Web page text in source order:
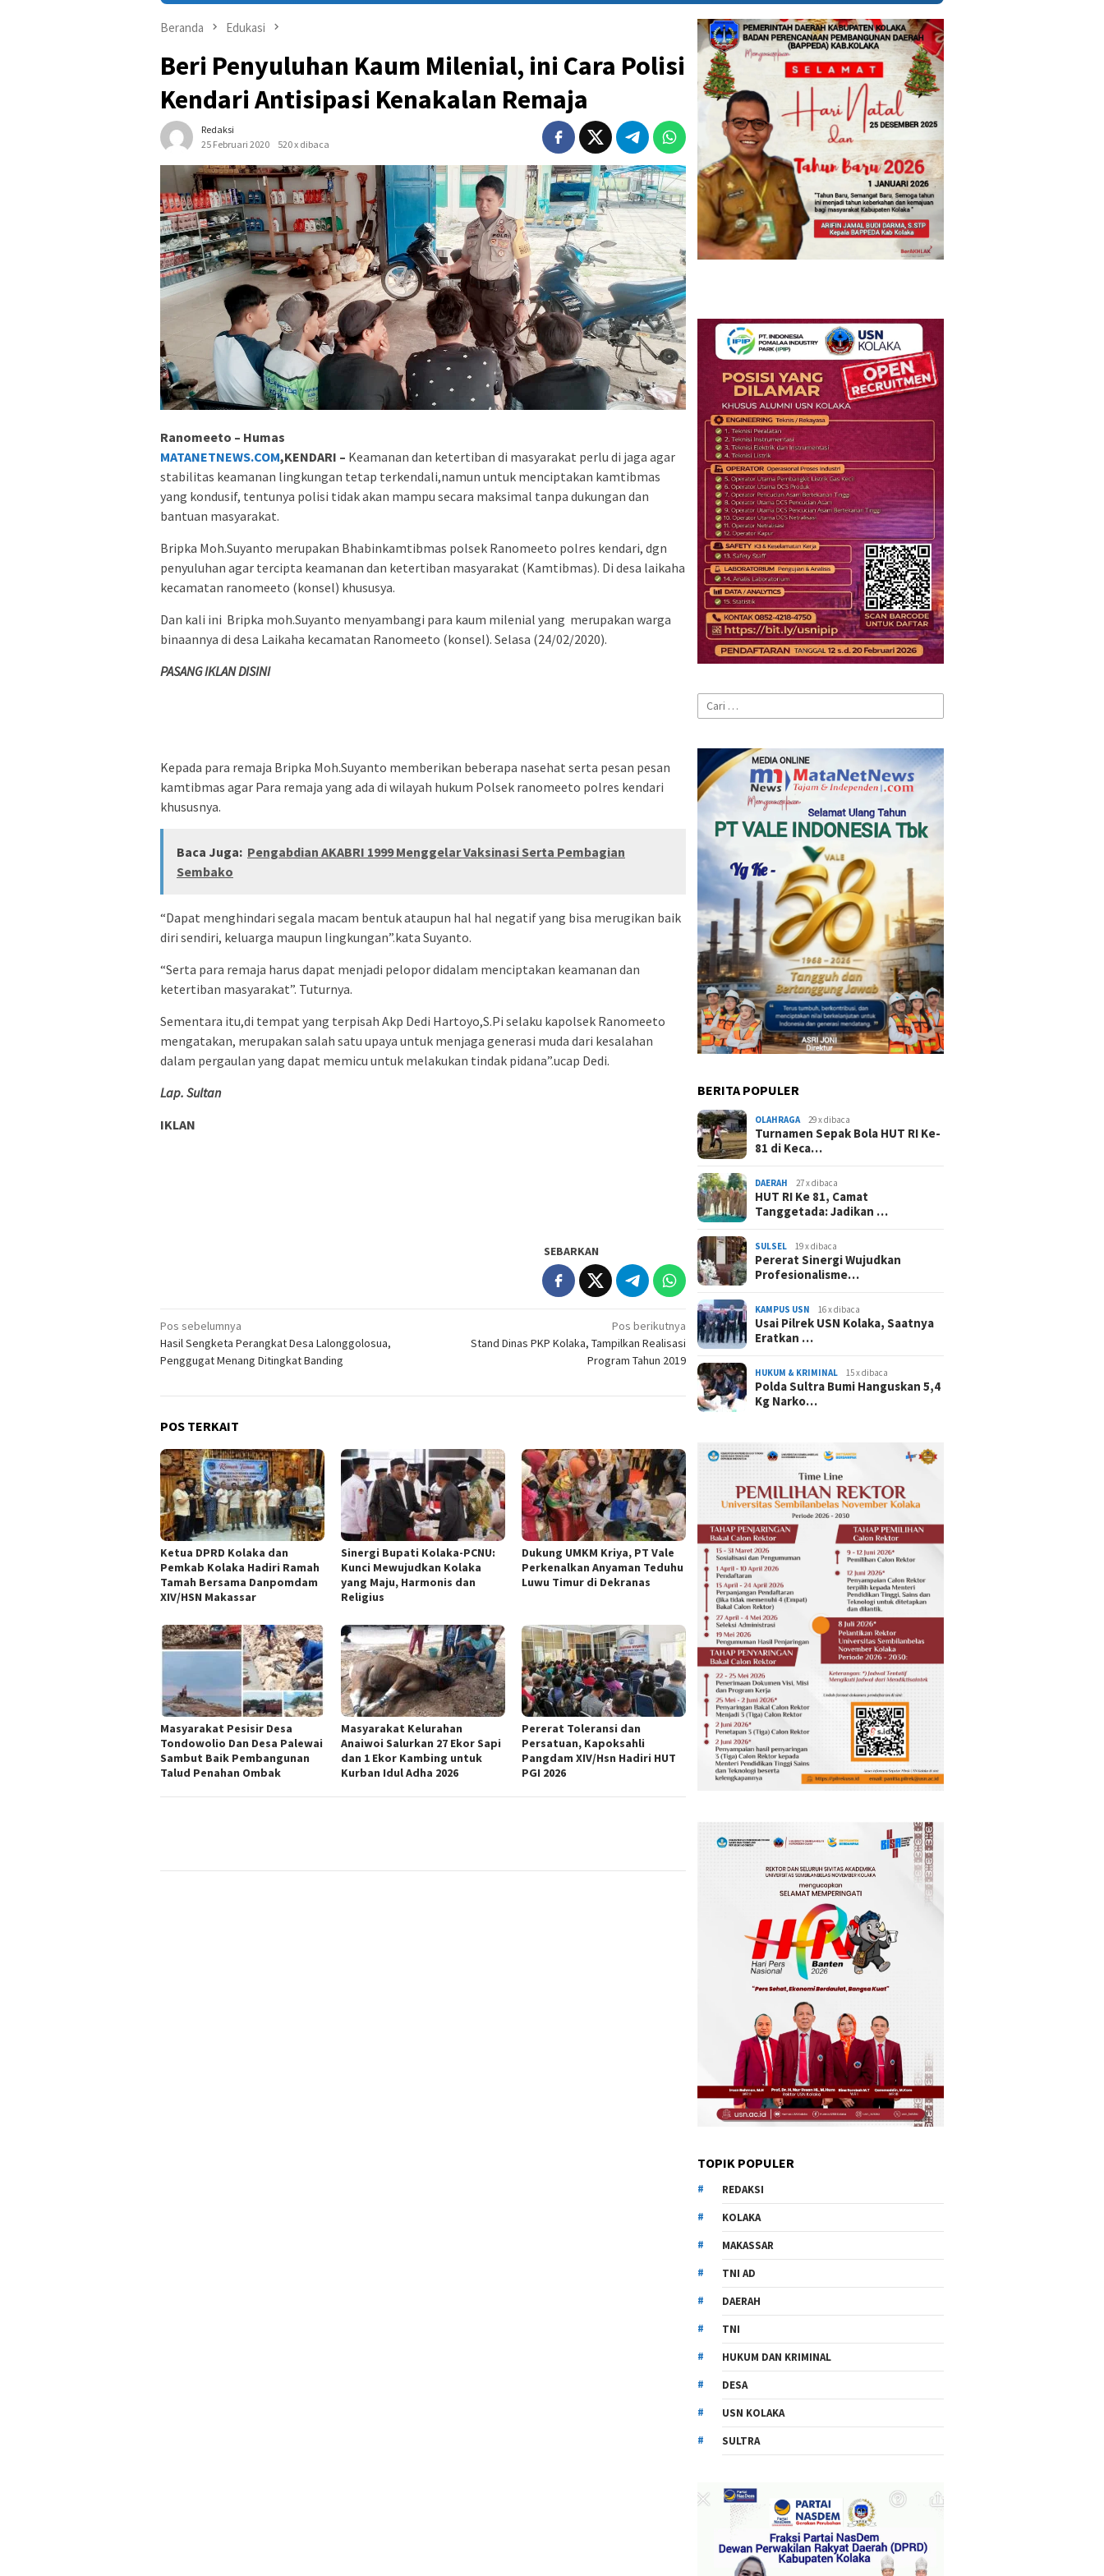
Beranda Edukasi
Beri Penyuluhan Kaum Milenial, ini Cara Polisi
Kendari Antisipasi Kenakalan Remaja
Redaksi
25 Februari 2020
520 x dibaca
Ranomeeto – Humas
MATANETNEWS.COM,KENDARI – Keamanan dan ketertiban di masyarakat perlu di jaga agar
stabilitas keamanan lingkungan tetap terkendali,namun untuk menciptakan kamtibmas
yang kondusif, tentunya polisi tidak akan mampu secara maksimal tanpa dukungan dan
bantuan masyarakat.
Bripka Moh.Suyanto merupakan Bhabinkamtibmas polsek Ranomeeto polres kendari, dgn
penyuluhan agar tercipta keamanan dan ketertiban masyarakat (Kamtibmas). Di desa laikaha
kecamatan ranomeeto (konsel) khususya.
Dan kali ini Bripka moh.Suyanto menyambangi para kaum milenial yang merupakan warga
binaannya di desa Laikaha kecamatan Ranomeeto (konsel). Selasa (24/02/2020).
PASANG IKLAN DISINI
Kepada para remaja Bripka Moh.Suyanto memberikan beberapa nasehat serta pesan pesan
kamtibmas agar Para remaja yang ada di wilayah hukum Polsek ranomeeto polres kendari
khususnya.
Baca Juga: Pengabdian AKABRI 1999 Menggelar Vaksinasi Serta Pembagian
Sembako
“Dapat menghindari segala macam bentuk ataupun hal hal negatif yang bisa merugikan baik
diri sendiri, keluarga maupun lingkungan”.kata Suyanto.
“Serta para remaja harus dapat menjadi pelopor didalam menciptakan keamanan dan
ketertiban masyarakat”. Tuturnya.
Sementara itu,di tempat yang terpisah Akp Dedi Hartoyo,S.Pi selaku kapolsek Ranomeeto
mengatakan, merupakan salah satu upaya untuk menjaga generasi muda dari kesalahan
dalam pergaulan yang dapat memicu untuk melakukan tindak pidana”.ucap Dedi.
Lap. Sultan
IKLAN
SEBARKAN
Navigasi
pos
Pos sebelumnya
Hasil Sengketa Perangkat Desa Lalonggolosua,
Penggugat Menang Ditingkat Banding
Pos berikutnya
Stand Dinas PKP Kolaka, Tampilkan Realisasi
Program Tahun 2019
POS TERKAIT
Ketua DPRD Kolaka dan
Pemkab Kolaka Hadiri Ramah
Tamah Bersama Danpomdam
XIV/HSN Makassar
Sinergi Bupati Kolaka-PCNU:
Kunci Mewujudkan Kolaka
yang Maju, Harmonis dan
Religius
Dukung UMKM Kriya, PT Vale
Perkenalkan Anyaman Teduhu
Luwu Timur di Dekranas
Masyarakat Pesisir Desa
Tondowolio Dan Desa Palewai
Sambut Baik Pembangunan
Talud Penahan Ombak
Masyarakat Kelurahan
Anaiwoi Salurkan 27 Ekor Sapi
dan 1 Ekor Kambing untuk
Kurban Idul Adha 2026
Pererat Toleransi dan
Persatuan, Kapoksahli
Pangdam XIV/Hsn Hadiri HUT
PGI 2026
Cari
untuk:
BERITA POPULER
OLAHRAGA 29 x dibaca
Turnamen Sepak Bola HUT RI Ke-
81 di Keca…
DAERAH 27 x dibaca
HUT RI Ke 81, Camat
Tanggetada: Jadikan …
SULSEL 19 x dibaca
Pererat Sinergi Wujudkan
Profesionalisme…
KAMPUS USN 16 x dibaca
Usai Pilrek USN Kolaka, Saatnya
Eratkan …
HUKUM & KRIMINAL 15 x dibaca
Polda Sultra Bumi Hanguskan 5,4
Kg Narko…
TOPIK POPULER
REDAKSI
KOLAKA
MAKASSAR
TNI AD
DAERAH
TNI
HUKUM DAN KRIMINAL
DESA
USN KOLAKA
SULTRA